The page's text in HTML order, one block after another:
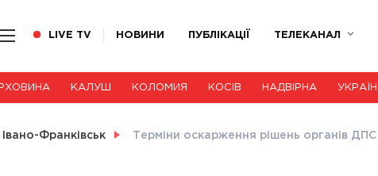
LIVE TV НОВИНИ ПУБЛІКАЦІЇ ТЕЛЕКАНАЛ
КАЛУШ КОЛОМИЯ КОСІВ НАДВІРНА
Івано-Франківськ
Терміни оскарження рішень органів ДПС